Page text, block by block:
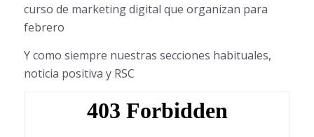
curso de marketing digital que organizan para
febrero
Y como siempre nuestras secciones habituales,
noticia positiva y RSC